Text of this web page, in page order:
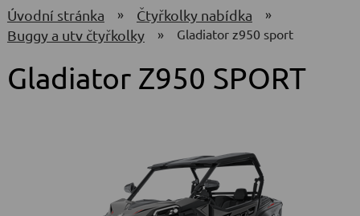
úvodní stránka » čtyřkolky nabídka »
buggy a utv čtyřkolky » gladiator z950 sport
Gladiator Z950 SPORT